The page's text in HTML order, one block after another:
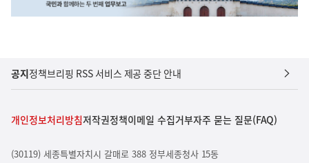
공지정책브리핑 RSS 서비스 제공 중단 안내
개인정보처리방침저작권정책이메일 수집거부자주 묻는 질문(FAQ)
(30119) 세종특별자치시 갈매로 388 정부세종청사 15동